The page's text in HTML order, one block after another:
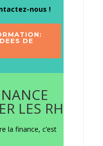
nous !
DE
LES RH
la finance, c’est